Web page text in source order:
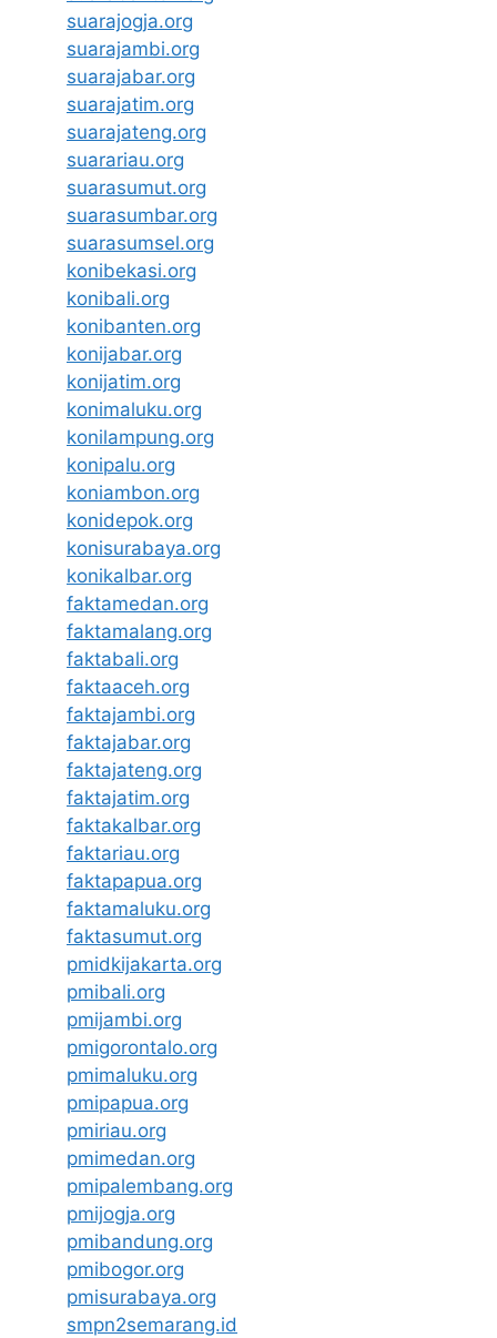
suarajogja.org
suarajambi.org
suarajabar.org
suarajatim.org
suarajateng.org
suarariau.org
suarasumut.org
suarasumbar.org
suarasumsel.org
konibekasi.org
konibali.org
konibanten.org
konijabar.org
konijatim.org
konimaluku.org
konilampung.org
konipalu.org
koniambon.org
konidepok.org
konisurabaya.org
konikalbar.org
faktamedan.org
faktamalang.org
faktabali.org
faktaaceh.org
faktajambi.org
faktajabar.org
faktajateng.org
faktajatim.org
faktakalbar.org
faktariau.org
faktapapua.org
faktamaluku.org
faktasumut.org
pmidkijakarta.org
pmibali.org
pmijambi.org
pmigorontalo.org
pmimaluku.org
pmipapua.org
pmiriau.org
pmimedan.org
pmipalembang.org
pmijogja.org
pmibandung.org
pmibogor.org
pmisurabaya.org
smpn2semarang.id